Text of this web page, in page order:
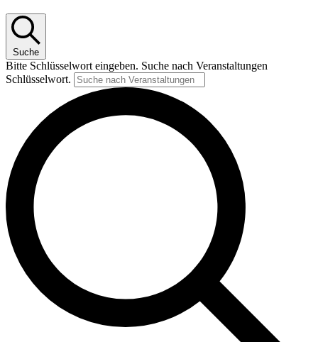
Suche
Bitte Schlüsselwort eingeben. Suche nach Veranstaltungen
Schlüsselwort.